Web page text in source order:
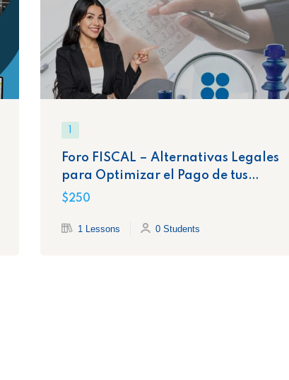
Foro FISCAL – Alternativas Legales
para Optimizar el Pago de tus
Impuestos
$250
1 Lessons 0 Students